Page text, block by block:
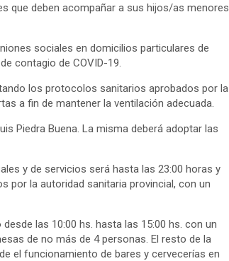
que deben acompañar a sus hijos/as menores
sociales en domicilios particulares de
contagio de COVID-19.
los protocolos sanitarios aprobados por la
a fin de mantener la ventilación adecuada.
Piedra Buena. La misma deberá adoptar las
y de servicios será hasta las 23:00 horas y
por la autoridad sanitaria provincial, con un
las 10:00 hs. hasta las 15:00 hs. con un
de no más de 4 personas. El resto de la
el funcionamiento de bares y cervecerías en